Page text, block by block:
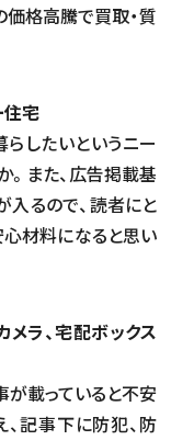
格高騰で買取・質
住宅
したいというニー
。また、広告掲載基
るので、読者にと
心材料になると思い
メラ、宅配ボックス
載っていると不安
、記事下に防犯、防